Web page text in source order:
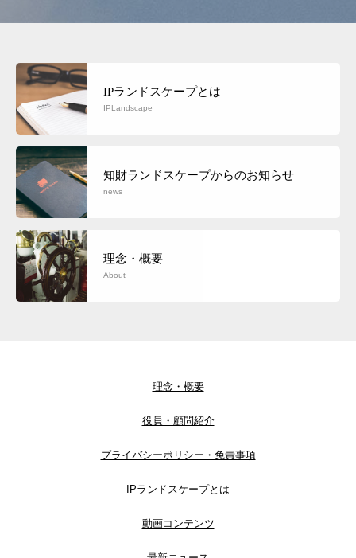
IPランドスケープとは
IPLandscape
知財ランドスケープからのお知らせ
news
理念・概要
About
理念・概要
役員・顧問紹介
プライバシーポリシー・免責事項
IPランドスケープとは
動画コンテンツ